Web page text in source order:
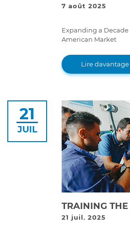
7 août 2025
Expanding a
American Market
Lire davantage
21
JUIL
21 juil. 2025